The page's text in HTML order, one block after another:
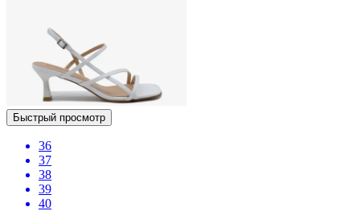
Быстрый просмотр
36
37
38
39
40